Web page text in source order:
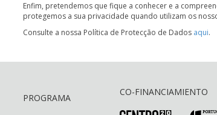
Enfim, pretendemos que fique a conhecer e a
protegemos a sua privacidade quando utilizam os
Consulte a nossa Política de Protecção de Dados aqui.
PROGRAMA
CO-FINANCIAMIENTO